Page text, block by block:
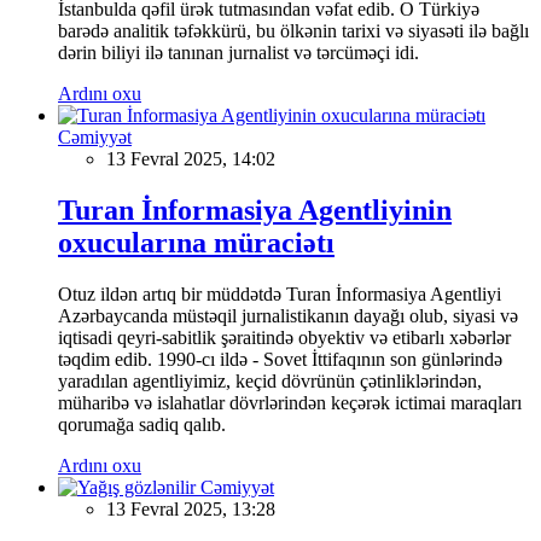
İstanbulda qəfil ürək tutmasından vəfat edib. O Türkiyə
barədə analitik təfəkkürü, bu ölkənin tarixi və siyasəti ilə bağlı
dərin biliyi ilə tanınan jurnalist və tərcüməçi idi.
Ardını oxu
Cəmiyyət
13 Fevral 2025, 14:02
Turan İnformasiya Agentliyinin
oxucularına müraciətı
Otuz ildən artıq bir müddətdə Turan İnformasiya Agentliyi
Azərbaycanda müstəqil jurnalistikanın dayağı olub, siyasi və
iqtisadi qeyri-sabitlik şəraitində obyektiv və etibarlı xəbərlər
təqdim edib. 1990-cı ildə - Sovet İttifaqının son günlərində
yaradılan agentliyimiz, keçid dövrünün çətinliklərindən,
müharibə və islahatlar dövrlərindən keçərək ictimai maraqları
qorumağa sadiq qalıb.
Ardını oxu
Cəmiyyət
13 Fevral 2025, 13:28